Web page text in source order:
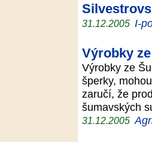
31.12.2005 I-
Výrobky
Výrobky ze
šperky,
zaručí, že
šumavských
31.12.2005